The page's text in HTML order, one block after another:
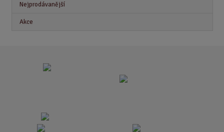
Nejprodávanější
Akce